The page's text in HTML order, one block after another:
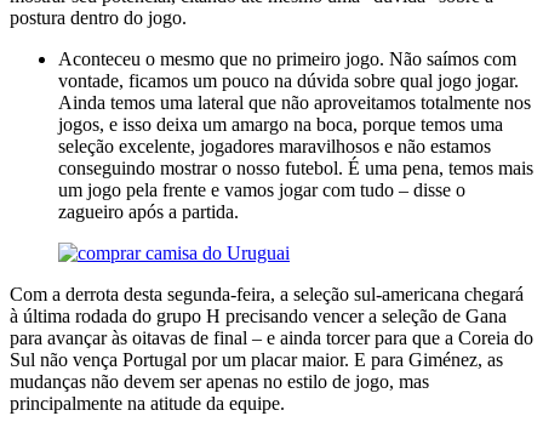
postura dentro do jogo.
Aconteceu o mesmo que no primeiro jogo. Não saímos com
vontade, ficamos um pouco na dúvida sobre qual jogo jogar.
Ainda temos uma lateral que não aproveitamos totalmente nos
jogos, e isso deixa um amargo na boca, porque temos uma
seleção excelente, jogadores maravilhosos e não estamos
conseguindo mostrar o nosso futebol. É uma pena, temos mais
um jogo pela frente e vamos jogar com tudo – disse o
zagueiro após a partida.
Com a derrota desta segunda-feira, a seleção sul-americana chegará
à última rodada do grupo H precisando vencer a seleção de Gana
para avançar às oitavas de final – e ainda torcer para que a Coreia do
Sul não vença Portugal por um placar maior. E para Giménez, as
mudanças não devem ser apenas no estilo de jogo, mas
principalmente na atitude da equipe.